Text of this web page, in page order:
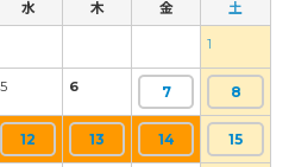
水 木 金 土
1
5 6 7 8
12 13 14 15